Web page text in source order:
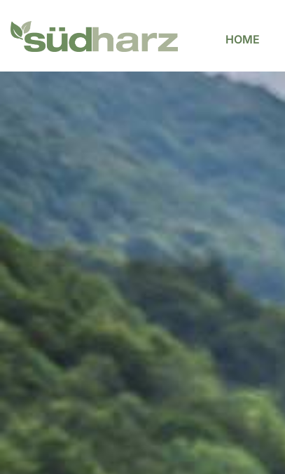
HOME